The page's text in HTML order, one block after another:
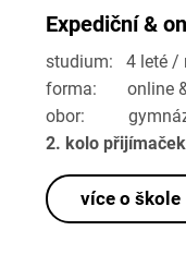
Expediční &
studium: 4 leté /
forma: online &
obor:
2. kolo
více o škole